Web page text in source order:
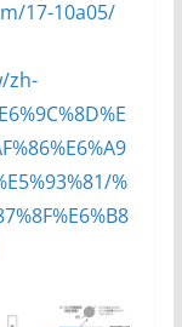
17-10a05/
zh-
%